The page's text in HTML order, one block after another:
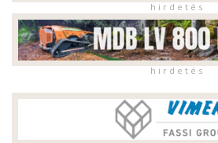
h i r d e t é s
h i r d e t é s